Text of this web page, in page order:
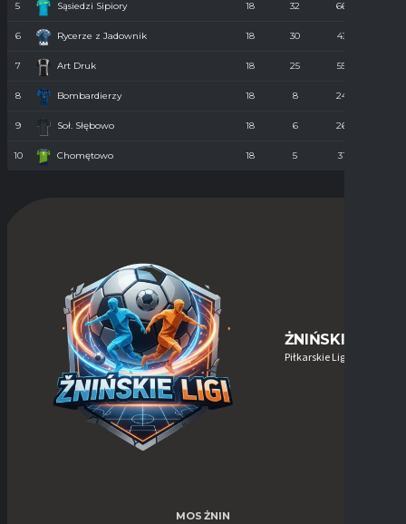
5 Sąsiedzi Sipiory 18 32 66
6 Rycerze z Jadownik 18 30 43
7 Art Druk 18 25 55
8 Bombardierzy 18 8 24
9 Soł. Słębowo 18 6 26
10 Chomętowo 18 5 31
ŻNIŃSKIE-LIGI
Piłkarskie Ligi w Żninie
MOS ŻNIN